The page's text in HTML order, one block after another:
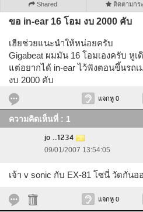
Shared ติดตามกร
ขอ in-ear 16 โอม งบ 2000 คับ
เฮียช่วยแนะนำให้หน่อยครับ
Gigabeat ผมมัน 16 โอมเองครับ หูเ
แต่อยากได้ in-ear ไว้ฟังตอนขึ้นรถเ
งบ 2000 คับ
แจกหู 0
ความคิดเห็นที่ : 1
jo ..1234
09/01/2007 13:54:05
เจ้า v sonic กับ EX-81 โซนี่ วัดกัน
แจกหู 0